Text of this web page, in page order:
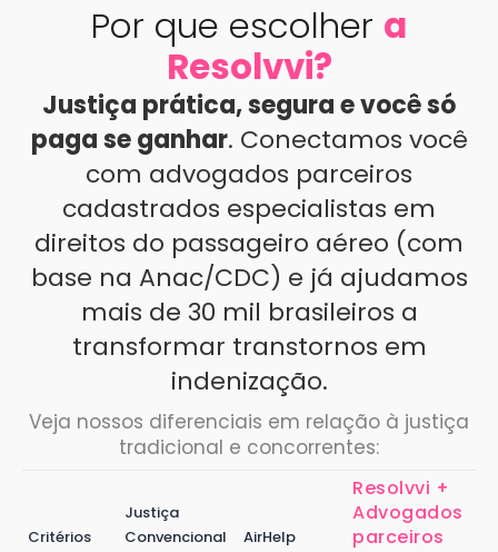
Por que escolher a
Resolvvi?
Justiça prática, segura e você só
paga se ganhar. Conectamos você
com advogados parceiros
cadastrados especialistas em
direitos do passageiro aéreo (com
base na Anac/CDC) e já ajudamos
mais de 30 mil brasileiros a
transformar transtornos em
indenização.
Veja nossos diferenciais em relação à justiça
tradicional e concorrentes:
Critérios
Justiça
Convencional
AirHelp
Resolvvi +
Advogados
parceiros